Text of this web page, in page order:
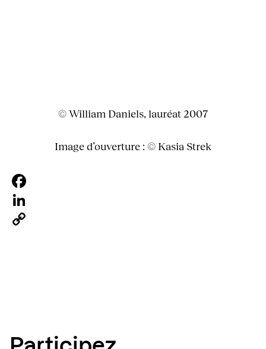
© William Daniels, lauréat 2007
Image d’ouverture : © Kasia Strek
Facebook
LinkedIn